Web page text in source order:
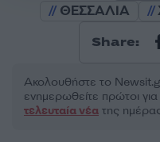
ΘΕΣΣΑΛΙΑ
Share:
Ακολουθήστε το
ενημερωθείτε πρώτοι
τελευταία νέα της